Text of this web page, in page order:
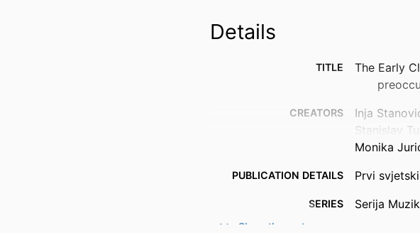
Details
TITLE
The Early
CREATORS
Inja
Stanislav
Monika
PUBLICATION DETAILS Prvi
SERIES Serija
Show the rest